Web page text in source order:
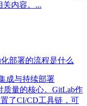
置了强大的代码扫
集成SAST、
帮助开发团队在早期
。通过配置CI/CD管
。希望本文对您了解
关内容。...
部署的流程是什么
成与持续部署
质量的核心。GitLab作
了CI/CD工具链，可